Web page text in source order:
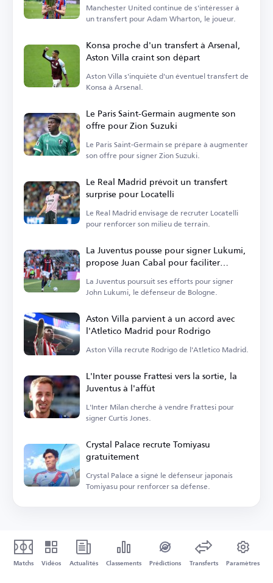
Manchester United continue de s'intéresser à
un transfert pour Adam Wharton, le joueur.
Konsa proche d'un transfert à Arsenal,
Aston Villa craint son départ
Aston Villa s'inquiète d'un éventuel transfert de
Konsa à Arsenal.
Le Paris Saint-Germain augmente son
offre pour Zion Suzuki
Le Paris Saint-Germain se prépare à augmenter
son offre pour signer Zion Suzuki.
Le Real Madrid prévoit un transfert
surprise pour Locatelli
Le Real Madrid envisage de recruter Locatelli
pour renforcer son milieu de terrain.
La Juventus pousse pour signer Lukumi,
propose Juan Cabal pour faciliter
La Juventus poursuit ses efforts pour signer
John Lukumi, le défenseur de Bologne.
Aston Villa parvient à un accord avec
l'Atletico Madrid pour Rodrigo
Aston Villa recrute Rodrigo de l'Atletico Madrid.
L'Inter pousse Frattesi vers la sortie, la
Juventus à l'affût
L'Inter Milan cherche à vendre Frattesi pour
signer Curtis Jones.
Crystal Palace recrute Tomiyasu
gratuitement
Crystal Palace a signé le défenseur japonais
Tomiyasu pour renforcer sa défense.
Matchs Vidéos Actualités Classements Prédictions Transferts Paramètres